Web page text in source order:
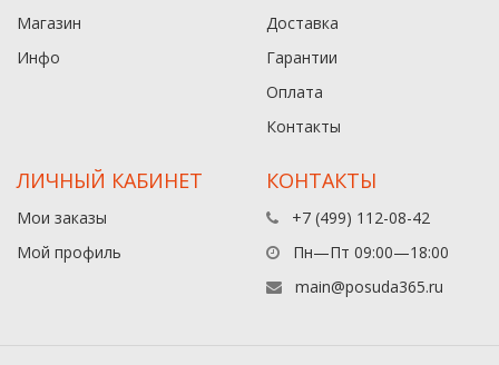
Магазин
Инфо
Доставка
Гарантии
Оплата
Контакты
ЛИЧНЫЙ КАБИНЕТ
Мои заказы
Мой профиль
КОНТАКТЫ
+7 (499) 112-08-42
Пн—Пт 09:00—18:00
main@posuda365.ru